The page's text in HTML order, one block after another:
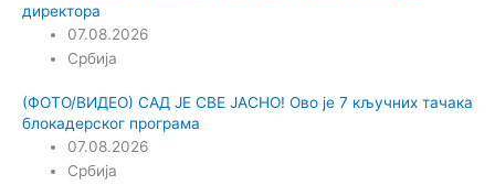
директора
07.08.2026
Србија
(ФОТО/ВИДЕО) САД ЈЕ СВЕ ЈАСНО! Ово је 7 кључних тачака
блокадерског програма
07.08.2026
Србија